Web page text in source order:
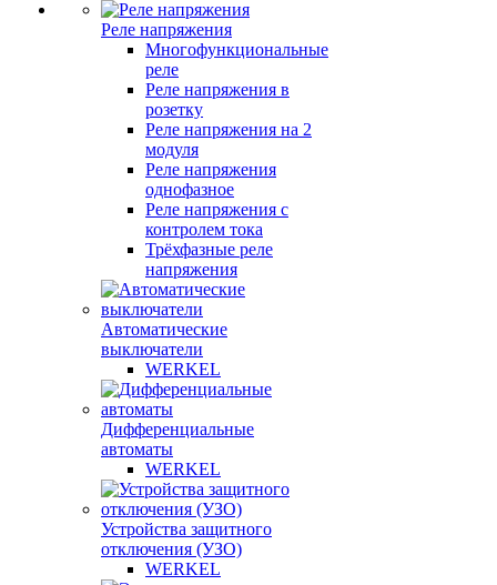
Реле напряжения
Многофункциональные
реле
Реле напряжения в
розетку
Реле напряжения на 2
модуля
Реле напряжения
однофазное
Реле напряжения с
контролем тока
Трёхфазные реле
напряжения
Автоматические
выключатели
WERKEL
Дифференциальные
автоматы
WERKEL
Устройства защитного
отключения (УЗО)
WERKEL